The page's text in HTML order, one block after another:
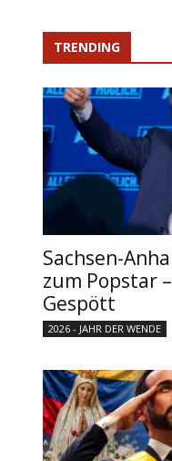
TRENDING
Sachsen-
zum Popstar
Gespött
2026 - JAHR DER WENDE